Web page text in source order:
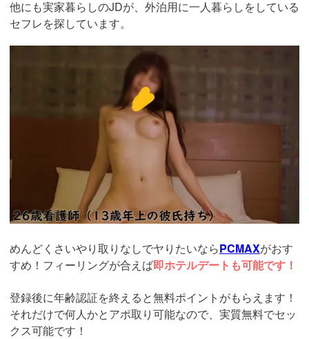
他にも実家暮らしのJDが、外泊用に一人暮らしをしている
セフレを探しています。
めんどくさいやり取りなしでヤりたいならPCMAXがおす
すめ！フィーリングが合えば即ホテルデートも可能です！
登録後に年齢認証を終えると無料ポイントがもらえます！
それだけで何人かとアポ取り可能なので、実質無料でセッ
クス可能です！